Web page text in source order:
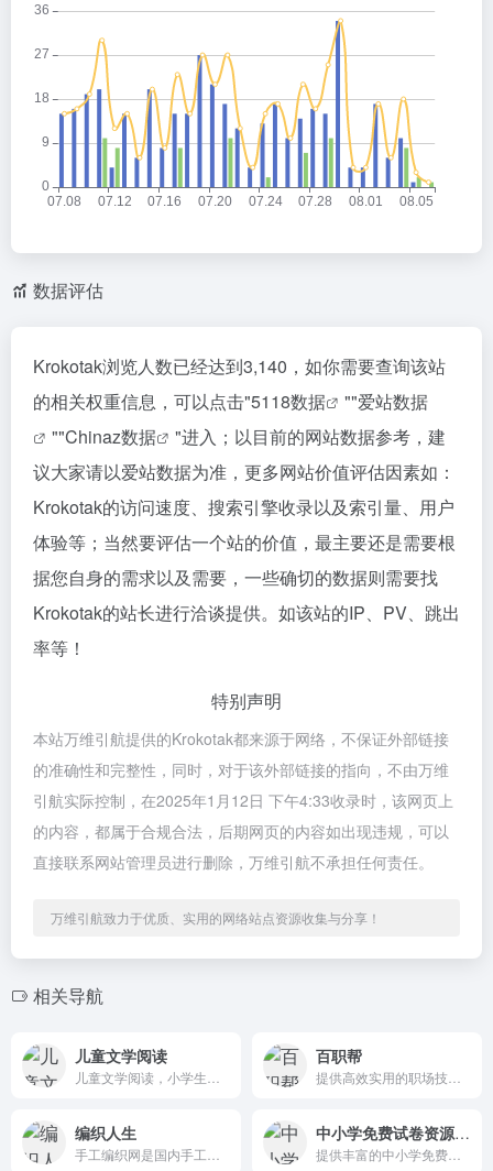
数据评估
Krokotak浏览人数已经达到3,140，如你需要查询该站
的相关权重信息，可以点击"5118数据 ""爱站数据
""Chinaz数据
"进入；以目前的网站数据参考，建
议大家请以爱站数据为准，更多网站价值评估因素如：
Krokotak的访问速度、搜索引擎收录以及索引量、用户
体验等；当然要评估一个站的价值，最主要还是需要根
据您自身的需求以及需要，一些确切的数据则需要找
Krokotak的站长进行洽谈提供。如该站的IP、PV、跳出
率等！
特别声明
本站万维引航提供的Krokotak都来源于网络，不保证外部链接
的准确性和完整性，同时，对于该外部链接的指向，不由万维
引航实际控制，在2025年1月12日 下午4:33收录时，该网页上
的内容，都属于合规合法，后期网页的内容如出现违规，可以
直接联系网站管理员进行删除，万维引航不承担任何责任。
万维引航致力于优质、实用的网络站点资源收集与分享！
相关导航
儿童文学阅读 百职帮
编织人生 中小学免费试卷资源下载网